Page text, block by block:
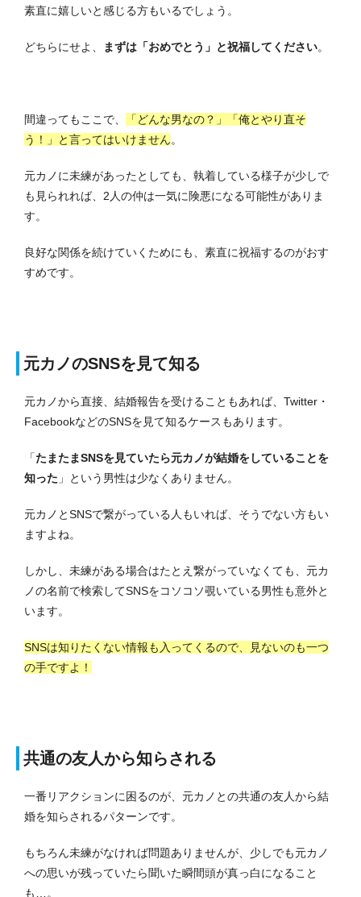
素直に嬉しいと感じる方もいるでしょう。
どちらにせよ、 まずは「おめでとう」と祝福してください。
間違ってもここで、
「どんな男なの？」「俺とやり直そ
う！」と言ってはいけません。
元カノに未練があったとしても、執着している様子が少しで
も見られれば、2人の仲は一気に険悪になる可能性がありま
す。
良好な関係を続けていくためにも、素直に祝福するのがおす
すめです。
元カノのSNSを見て知る
元カノから直接、結婚報告を受けることもあれば、Twitter・
FacebookなどのSNSを見て知るケースもあります。
「たまたまSNSを見ていたら元カノが結婚をしていることを
知った 」という男性は少なくありません。
元カノとSNSで繋がっている人もいれば、そうでない方もい
ますよね。
しかし、未練がある場合はたとえ繋がっていなくても、元カ
ノの名前で検索してSNSをコソコソ覗いている男性も意外と
います。
SNSは知りたくない情報も入ってくるので、見ないのも一つ
の手ですよ！
共通の友人から知らされる
一番リアクションに困るのが、元カノとの共通の友人から結
婚を知らされるパターンです。
もちろん未練がなければ問題ありませんが、少しでも元カノ
への思いが残っていたら聞いた瞬間頭が真っ白になること
も…。